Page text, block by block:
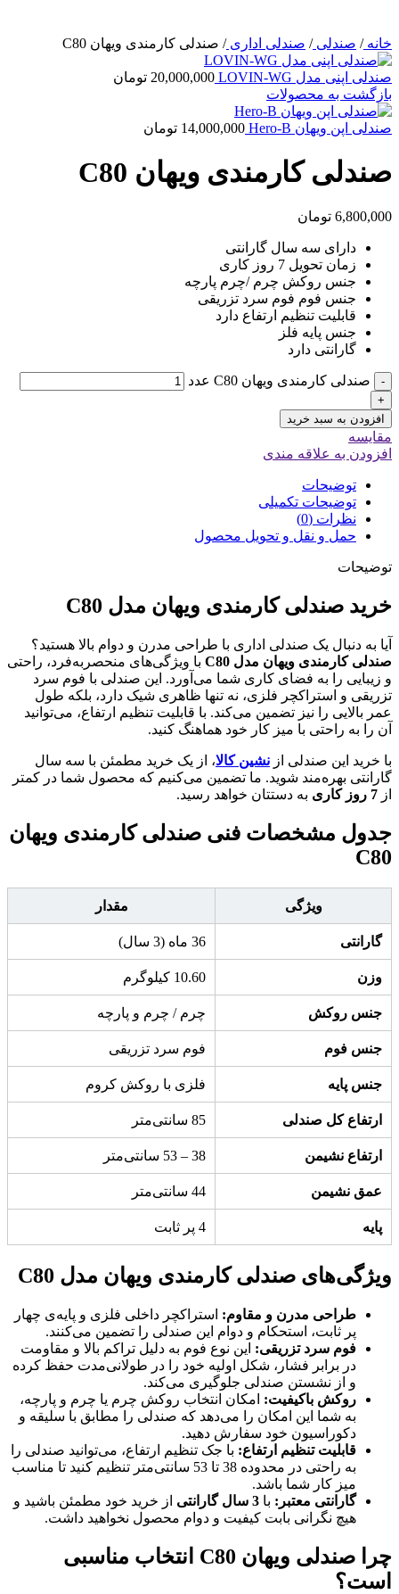
خانه/ صندلی/ صندلی اداری/ صندلی کارمندی ویهان C80
صندلی اپنی مدل LOVIN-WG 20,000,000 تومان
بازگشت به محصولات
صندلی اپن ویهان Hero-B 14,000,000 تومان
صندلی کارمندی ویهان C80
6,800,000 تومان
دارای سه سال گارانتی
زمان تحویل 7 روز کاری
جنس روکش چرم /چرم پارچه
جنس فوم فوم سرد تزریقی
قابلیت تنظیم ارتفاع دارد
جنس پایه فلز
گارانتی دارد
- صندلی کارمندی ویهان C80 عدد
+
افزودن به سبد خرید
مقایسه
افزودن به علاقه مندی
توضیحات
توضیحات تکمیلی
نظرات (0)
حمل و نقل و تحویل محصول
توضیحات
خرید صندلی کارمندی ویهان مدل C80
آیا به دنبال یک صندلی اداری با طراحی مدرن و دوام بالا هستید؟
صندلی کارمندی ویهان مدل C80
با ویژگی‌های منحصربه‌فرد، راحتی
و زیبایی را به فضای کاری شما می‌آورد. این صندلی با فوم سرد
تزریقی و استراکچر فلزی، نه تنها ظاهری شیک دارد، بلکه طول
عمر بالایی را نیز تضمین می‌کند. با قابلیت تنظیم ارتفاع، می‌توانید
آن را به راحتی با میز کار خود هماهنگ کنید.
با خرید این صندلی از نشین کالا، از یک خرید مطمئن با سه سال
گارانتی بهره‌مند شوید. ما تضمین می‌کنیم که محصول شما در کمتر
از 7 روز کاری به دستتان خواهد رسید.
جدول مشخصات فنی صندلی کارمندی ویهان
C80
ویژگی مقدار
گارانتی 36 ماه (3 سال)
وزن 10.60 کیلوگرم
جنس روکش چرم / چرم و پارچه
جنس فوم فوم سرد تزریقی
جنس پایه فلزی با روکش کروم
ارتفاع کل صندلی 85 سانتی‌متر
ارتفاع نشیمن 38 – 53 سانتی‌متر
عمق نشیمن 44 سانتی‌متر
پایه 4 پر ثابت
ویژگی‌های صندلی کارمندی ویهان مدل C80
طراحی مدرن و مقاوم: استراکچر داخلی فلزی و پایه‌ی چهار
پر ثابت، استحکام و دوام این صندلی را تضمین می‌کنند.
فوم سرد تزریقی: این نوع فوم به دلیل تراکم بالا و مقاومت
در برابر فشار، شکل اولیه خود را در طولانی‌مدت حفظ کرده
و از نشستن صندلی جلوگیری می‌کند.
روکش باکیفیت: امکان انتخاب روکش چرم یا چرم و پارچه،
به شما این امکان را می‌دهد که صندلی را مطابق با سلیقه و
دکوراسیون خود سفارش دهید.
قابلیت تنظیم ارتفاع: با جک تنظیم ارتفاع، می‌توانید صندلی را
به راحتی در محدوده 38 تا 53 سانتی‌متر تنظیم کنید تا مناسب
میز کار شما باشد.
گارانتی معتبر: با 3 سال گارانتی
از خرید خود مطمئن باشید و
هیچ نگرانی بابت کیفیت و دوام محصول نخواهید داشت.
چرا صندلی ویهان C80 انتخاب مناسبی
است؟